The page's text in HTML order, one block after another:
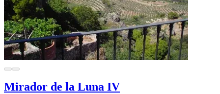
Mirador de la Luna IV